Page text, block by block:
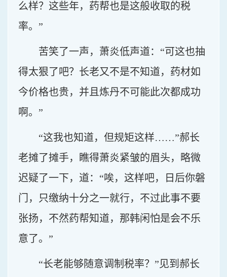
么样？这些年，药帮也是这般收取的税
率。”
苦笑了一声，萧炎低声道：“可这也抽
得太狠了吧？长老又不是不知道，药材如
今价格也贵，并且炼丹不可能此次都成功
啊。”
“这我也知道，但规矩这样……”郝长
老摊了摊手，瞧得萧炎紧皱的眉头，略微
迟疑了一下，道：“唉，这样吧，日后你磐
门，只缴纳十分之一就行，不过此事不要
张扬，不然药帮知道，那韩闲怕是会不乐
意了。”
“长老能够随意调制税率？”见到郝长